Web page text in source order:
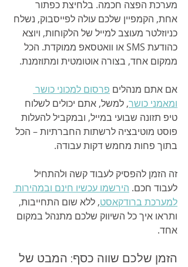
מערכת הפצה חכמה. בלחיצת כפתור
אחת, הקמפיין שלכם עולה לפייסבוק, נשלח
כניוזלטר מעוצב למייל של הלקוחות, ויוצא
כהודעת SMS או וואטסאפ ממוקדת. הכל
ממקום אחד, בצורה אוטומטית ומתוזמנת.
אם אתם מנהלים פרסום למכוני כושר
ומאמני כושר, למשל, אתם יכולים לשלוח
טיפ תזונה שבועי במייל, ובמקביל להעלות
פוסט מוטיבציה לרשתות החברתיות – הכל
בתוך פחות מחמש דקות עבודה.
זה הזמן להפסיק לעבוד קשה ולהתחיל
לעבוד חכם. הירשמו עכשיו חינם ובמהירות
למערכת ברודקאסט, ללא שום התחייבות,
ותראו איך כל השיווק שלכם מתנהל במקום
אחד.
הזמן שלכם שווה כסף: המבט של